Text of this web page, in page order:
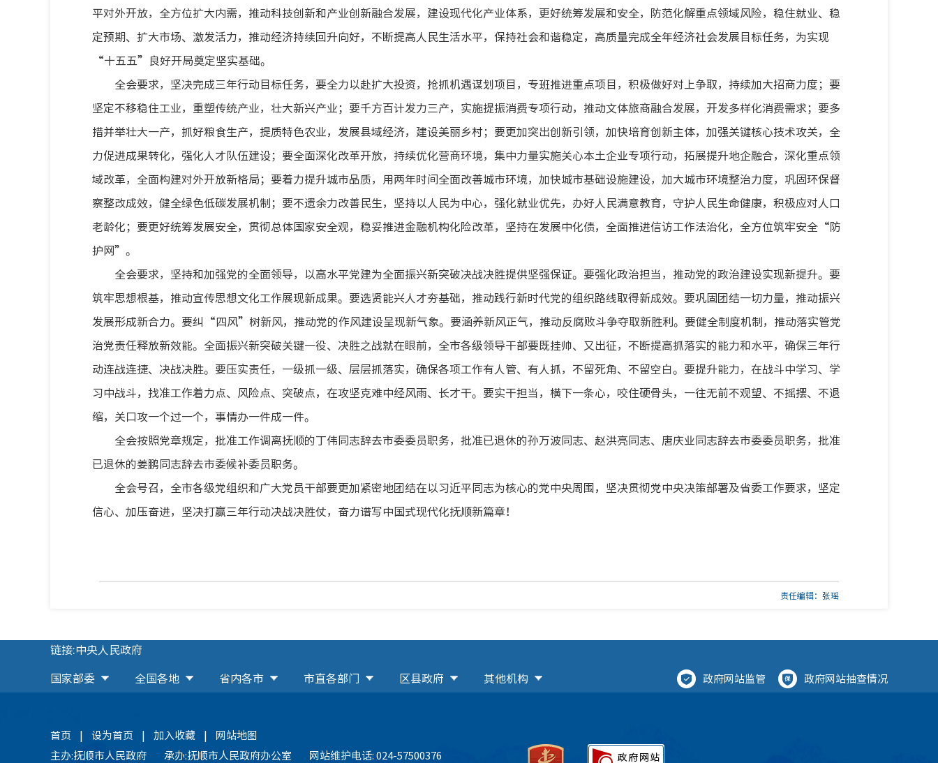
平对外开放，全方位扩大内需，推动科技创新和产业创新融合发展，建设现代化产业体系，更好统筹发展和安全，防范化解重点领域风险，稳住就业、稳
定预期、扩大市场、激发活力，推动经济持续回升向好，不断提高人民生活水平，保持社会和谐稳定，高质量完成全年经济社会发展目标任务，为实现
“十五五”良好开局奠定坚实基础。
全会要求，坚决完成三年行动目标任务，要全力以赴扩大投资，抢抓机遇谋划项目，专班推进重点项目，积极做好对上争取，持续加大招商力度；要
坚定不移稳住工业，重塑传统产业，壮大新兴产业；要千方百计发力三产，实施提振消费专项行动，推动文体旅商融合发展，开发多样化消费需求；要多
措并举壮大一产，抓好粮食生产，提质特色农业，发展县域经济，建设美丽乡村；要更加突出创新引领，加快培育创新主体，加强关键核心技术攻关，全
力促进成果转化，强化人才队伍建设；要全面深化改革开放，持续优化营商环境，集中力量实施关心本土企业专项行动，拓展提升地企融合，深化重点领
域改革，全面构建对外开放新格局；要着力提升城市品质，用两年时间全面改善城市环境，加快城市基础设施建设，加大城市环境整治力度，巩固环保督
察整改成效，健全绿色低碳发展机制；要不遗余力改善民生，坚持以人民为中心，强化就业优先，办好人民满意教育，守护人民生命健康，积极应对人口
老龄化；要更好统筹发展安全，贯彻总体国家安全观，稳妥推进金融机构化险改革，坚持在发展中化债，全面推进信访工作法治化，全方位筑牢安全“防
护网”。
全会要求，坚持和加强党的全面领导，以高水平党建为全面振兴新突破决战决胜提供坚强保证。要强化政治担当，推动党的政治建设实现新提升。要
筑牢思想根基，推动宣传思想文化工作展现新成果。要选贤能兴人才夯基础，推动践行新时代党的组织路线取得新成效。要巩固团结一切力量，推动振兴
发展形成新合力。要纠“四风”树新风，推动党的作风建设呈现新气象。要涵养新风正气，推动反腐败斗争夺取新胜利。要健全制度机制，推动落实管党
治党责任释放新效能。全面振兴新突破关键一役、决胜之战就在眼前，全市各级领导干部要既挂帅、又出征，不断提高抓落实的能力和水平，确保三年行
动连战连捷、决战决胜。要压实责任，一级抓一级、层层抓落实，确保各项工作有人管、有人抓，不留死角、不留空白。要提升能力，在战斗中学习、学
习中战斗，找准工作着力点、风险点、突破点，在攻坚克难中经风雨、长才干。要实干担当，横下一条心，咬住硬骨头，一往无前不观望、不摇摆、不退
缩，关口攻一个过一个，事情办一件成一件。
全会按照党章规定，批准工作调离抚顺的丁伟同志辞去市委委员职务，批准已退休的孙万波同志、赵洪亮同志、唐庆业同志辞去市委委员职务，批准
已退休的姜鹏同志辞去市委候补委员职务。
全会号召，全市各级党组织和广大党员干部要更加紧密地团结在以习近平同志为核心的党中央周围，坚决贯彻党中央决策部署及省委工作要求，坚定
信心、加压奋进，坚决打赢三年行动决战决胜仗，奋力谱写中国式现代化抚顺新篇章！
责任编辑：张瑶
链接:中央人民政府
国家部委
全国各地 省内各市 市直各部门 区县政府 其他机构 政府网站监管 政府网站抽查情况
首页 | 设为首页 | 加入收藏 |
网站地图
主办:抚顺市人民政府
承办:抚顺市人民政府办公室 网站维护电话: 024-57500376